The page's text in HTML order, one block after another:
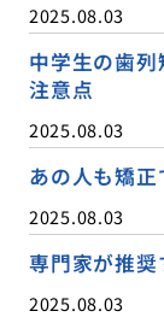
2025.08.03
中学生の歯
注意点
2025.08.03
あの人も矯
2025.08.03
専門家が推
2025.08.03